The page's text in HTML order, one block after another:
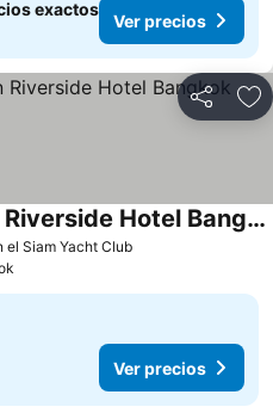
exactos
Ver precios
Compartir
el Siam Yacht Club
Royal Orchid Sheraton Riverside Hotel Bangkok
Ver precios